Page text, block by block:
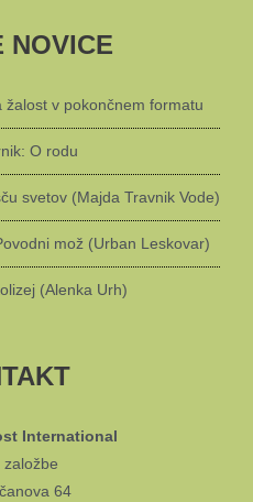
NOVICE
žalost v pokončnem formatu
O rodu
svetov (Majda Travnik Vode)
mož (Urban Leskovar)
(Alenka Urh)
International
založbe
64